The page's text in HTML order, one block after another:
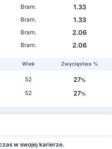
Bram.
1.33
Bram.
1.33
Bram.
2.06
Bram. 2.06
Wiek Zwycięstwa %
52 27%
52 27%
w swojej karierze.